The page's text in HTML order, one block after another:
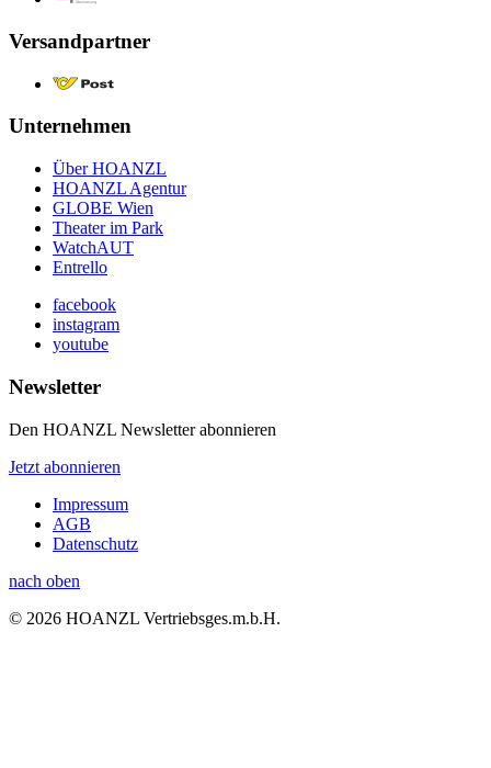
Versandpartner
Unternehmen
Über HOANZL
HOANZL Agentur
GLOBE Wien
Theater im Park
WatchAUT
Entrello
facebook
instagram
youtube
Newsletter
Den HOANZL Newsletter abonnieren
Jetzt abonnieren
Impressum
AGB
Datenschutz
nach oben
© 2026 HOANZL Vertriebsges.m.b.H.